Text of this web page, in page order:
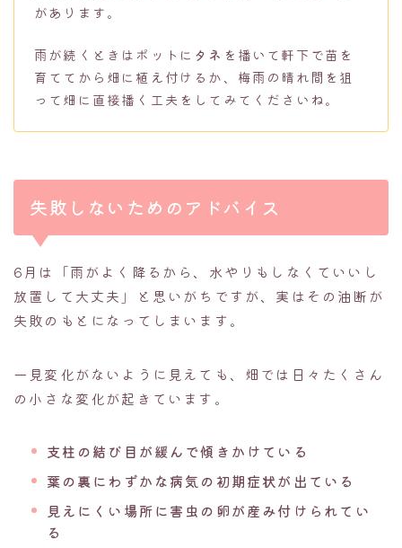
があります。
雨が続くときはポットに タネ を播いて軒下で苗を
育ててから畑に植え付けるか、梅雨の晴れ間を狙
って畑に直接播く工夫をしてみてくださいね。
失敗しないためのアドバイス
6月は「雨がよく降るから、水やりもしなくていいし
放置して大丈夫」と思いがちですが、実はその油断が
失敗のもとになってしまいます。
一見変化がないように見えても、畑では日々たくさん
の小さな変化が起きています。
支柱の結び目が緩んで傾きかけている
葉の裏にわずかな病気の初期症状が出ている
見えにくい場所に害虫の卵が産み付けられてい
る